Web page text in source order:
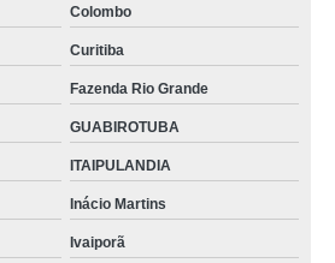
Colombo
Curitiba
Fazenda Rio Grande
GUABIROTUBA
ITAIPULANDIA
Inácio Martins
Ivaiporã